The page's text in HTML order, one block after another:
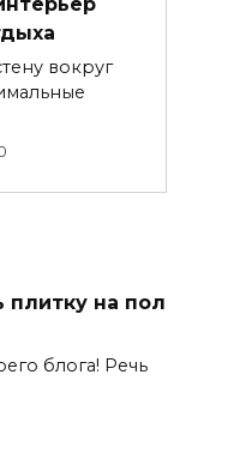
вокруг
плитку на пол
блога! Речь